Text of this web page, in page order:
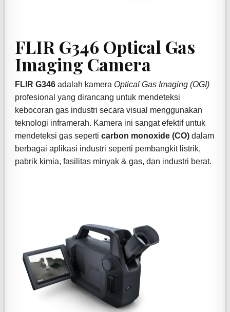
FLIR G346 Optical Gas
Imaging Camera
FLIR G346 adalah kamera Optical Gas Imaging (OGI)
profesional yang dirancang untuk mendeteksi
kebocoran gas industri secara visual menggunakan
teknologi inframerah. Kamera ini sangat efektif untuk
mendeteksi gas seperticarbon monoxide (CO) dalam
berbagai aplikasi industri seperti pembangkit listrik,
pabrik kimia, fasilitas minyak & gas, dan industri berat.